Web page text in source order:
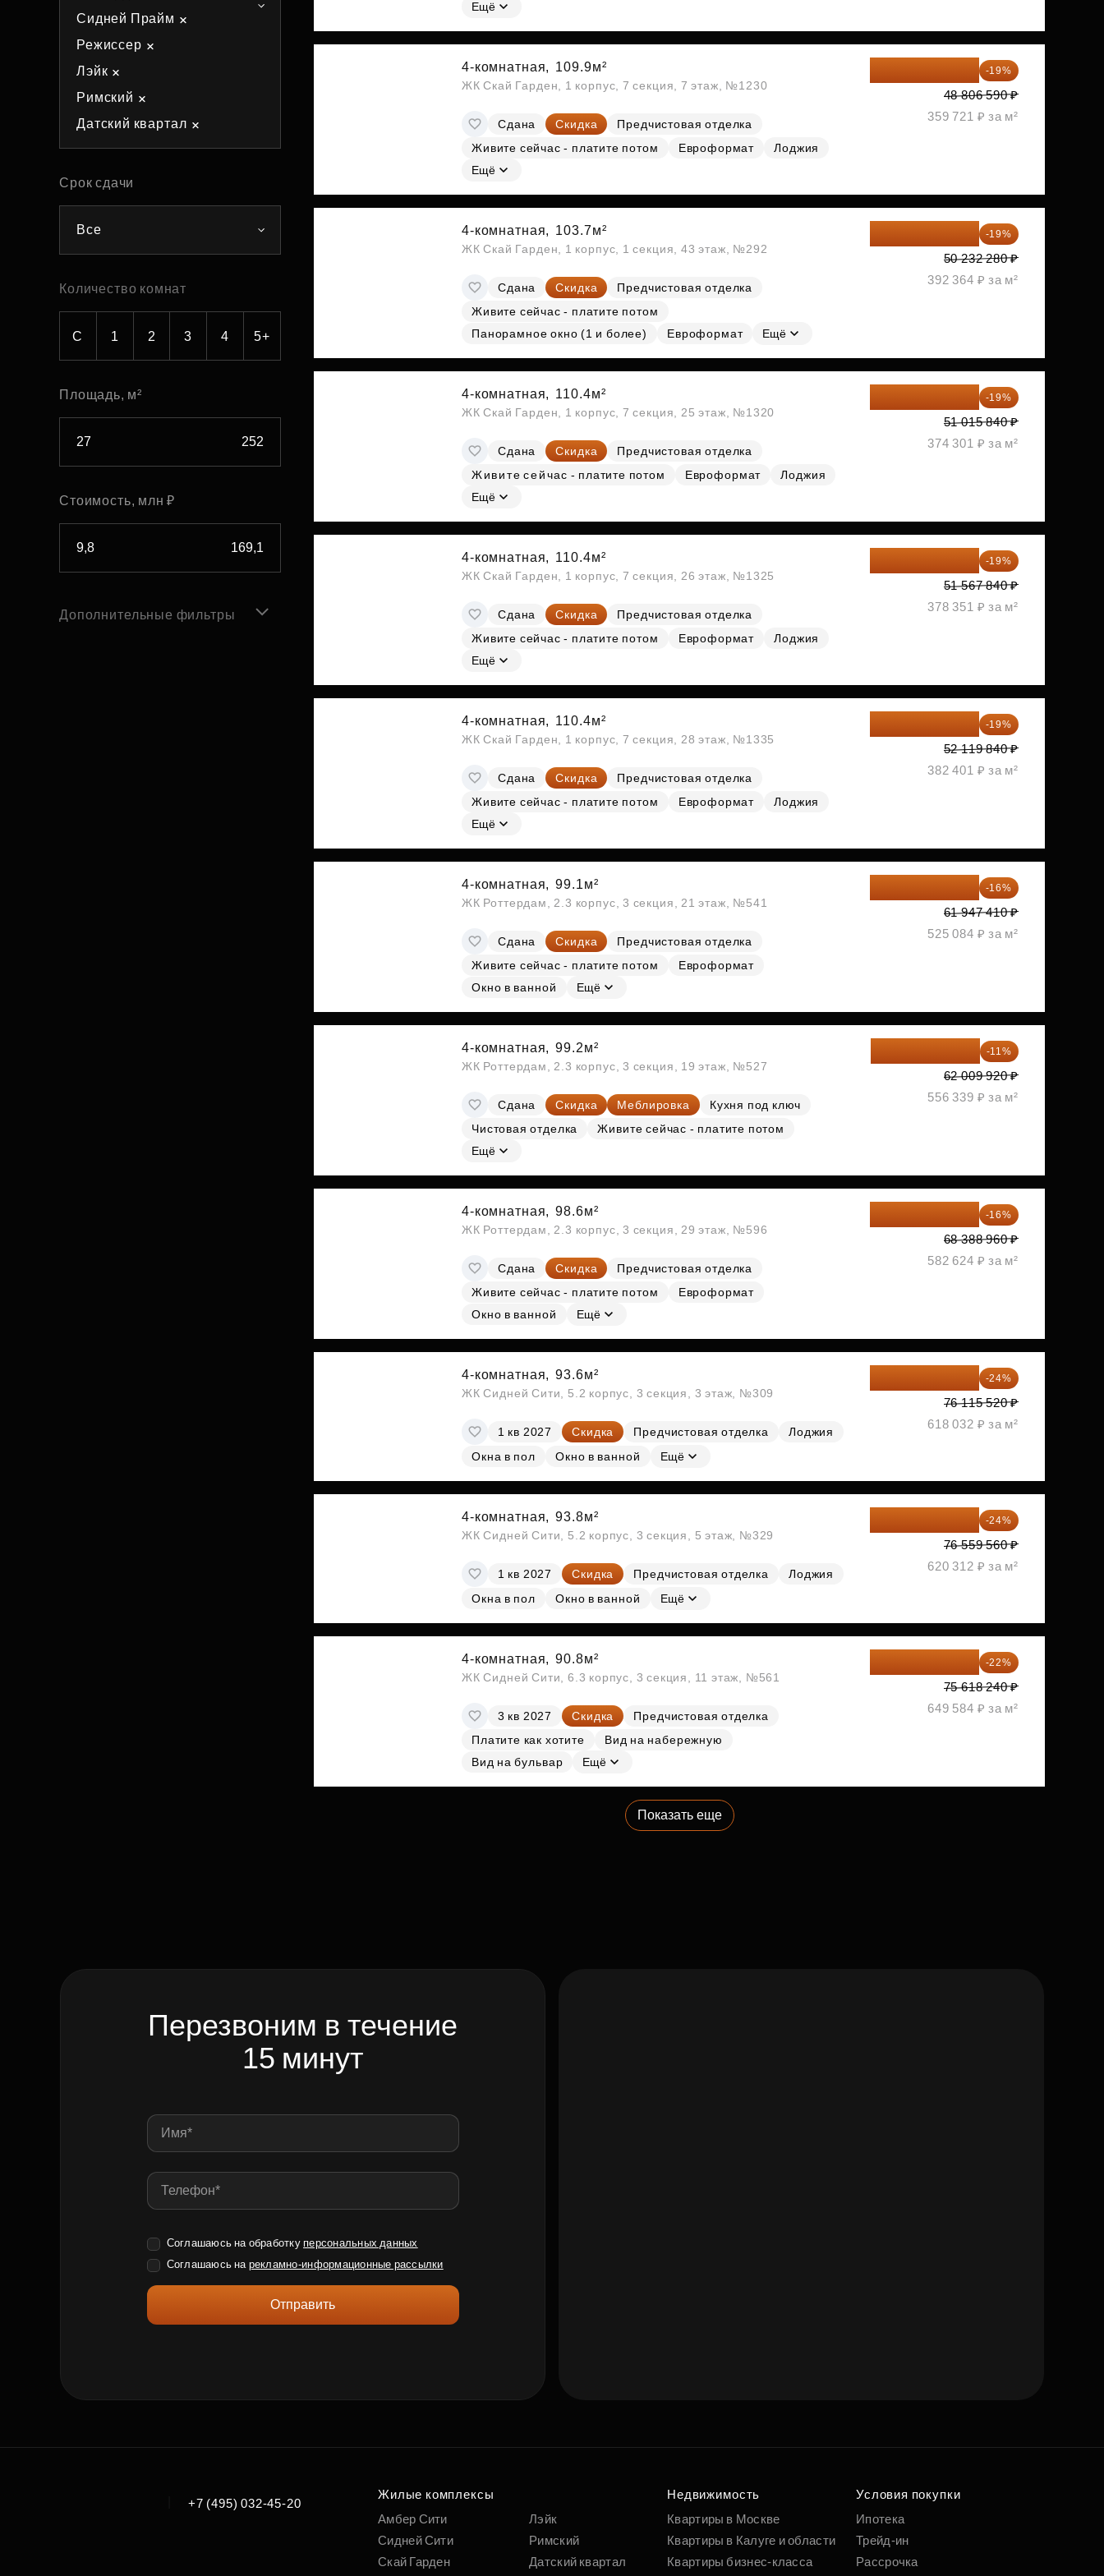
Рефинансирование
Субсидии
Сидней Прайм
Режиссер
Лэйк
Римский
Датский квартал
Срок сдачи
Все
Количество комнат
С 1 2 3 4 5+
Площадь, м²
Стоимость, млн ₽
Дополнительные фильтры
Ещё
4-комнатная, 109.9м²
ЖК Скай Гарден, 1 корпус, 7 секция, 7 этаж, №1230
Сдана Скидка
Предчистовая отделка
Живите сейчас - платите потом
Евроформат
Лоджия
Ещё
-19%
48 806 590 ₽
359 721 ₽ за м²
4-комнатная, 103.7м²
ЖК Скай Гарден, 1 корпус, 1 секция, 43 этаж, №292
Сдана Скидка
Предчистовая отделка
Живите сейчас - платите потом
Панорамное окно (1 и более)
Евроформат Ещё
-19%
50 232 280 ₽
392 364 ₽ за м²
4-комнатная, 110.4м²
ЖК Скай Гарден, 1 корпус, 7 секция, 25 этаж, №1320
Сдана Скидка
Предчистовая отделка
Живите сейчас - платите потом
Евроформат
Лоджия
Ещё
-19%
51 015 840 ₽
374 301 ₽ за м²
4-комнатная, 110.4м²
ЖК Скай Гарден, 1 корпус, 7 секция, 26 этаж, №1325
Сдана Скидка
Предчистовая отделка
Живите сейчас - платите потом
Евроформат
Лоджия
Ещё
-19%
51 567 840 ₽
378 351 ₽ за м²
4-комнатная, 110.4м²
ЖК Скай Гарден, 1 корпус, 7 секция, 28 этаж, №1335
Сдана Скидка
Предчистовая отделка
Живите сейчас - платите потом
Евроформат
Лоджия
Ещё
-19%
52 119 840 ₽
382 401 ₽ за м²
4-комнатная, 99.1м²
ЖК Роттердам, 2.3 корпус, 3 секция, 21 этаж, №541
Сдана Скидка
Предчистовая отделка
Живите сейчас - платите потом
Евроформат
Окно в ванной
Ещё
-16%
61 947 410 ₽
525 084 ₽ за м²
4-комнатная, 99.2м²
ЖК Роттердам, 2.3 корпус, 3 секция, 19 этаж, №527
Сдана Скидка Меблировка
Кухня под ключ
Чистовая отделка
Живите сейчас - платите потом
Ещё
-11%
62 009 920 ₽
556 339 ₽ за м²
4-комнатная, 98.6м²
ЖК Роттердам, 2.3 корпус, 3 секция, 29 этаж, №596
Сдана Скидка
Предчистовая отделка
Живите сейчас - платите потом
Евроформат
Окно в ванной
Ещё
-16%
68 388 960 ₽
582 624 ₽ за м²
4-комнатная, 93.6м²
ЖК Сидней Сити, 5.2 корпус, 3 секция, 3 этаж, №309
1 кв 2027 Скидка Предчистовая отделка
Лоджия
Окна в пол
Окно в ванной Ещё
-24%
76 115 520 ₽
618 032 ₽ за м²
4-комнатная, 93.8м²
ЖК Сидней Сити, 5.2 корпус, 3 секция, 5 этаж, №329
1 кв 2027 Скидка Предчистовая отделка
Лоджия
Окна в пол
Окно в ванной Ещё
-24%
76 559 560 ₽
620 312 ₽ за м²
4-комнатная, 90.8м²
ЖК Сидней Сити, 6.3 корпус, 3 секция, 11 этаж, №561
3 кв 2027 Скидка
Предчистовая отделка
Платите как хотите
Вид на набережную
Вид на бульвар
Ещё
-22%
75 618 240 ₽
649 584 ₽ за м²
Показать еще
Перезвоним в течение
15 минут
Соглашаюсь на обработку персональных данных
Соглашаюсь на рекламно-информационные рассылки
Отправить
+7 (495) 032-45-20
Жилые комплексы
Амбер Сити
Сидней Сити
Скай Гарден
Лэйк
Римский
Датский квартал
Недвижимость
Квартиры в Москве
Квартиры в Калуге и области
Квартиры бизнес-класса
Условия покупки
Ипотека
Трейд-ин
Рассрочка